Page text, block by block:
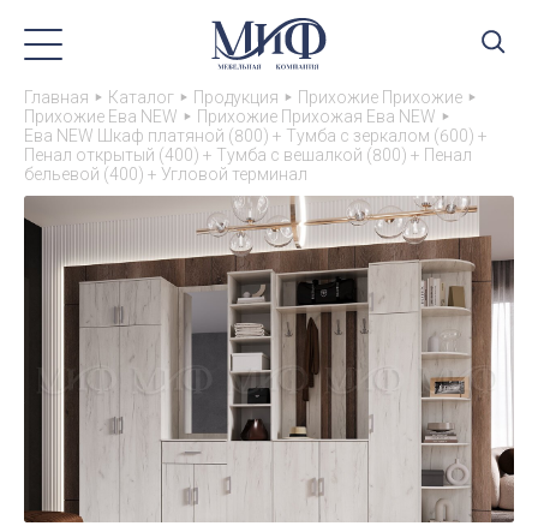
Главная Каталог Продукция
Прихожие Прихожие
Прихожие Ева NEW
Прихожие Прихожая Ева NEW
Ева NEW Шкаф платяной (800) + Тумба с зеркалом (600) +
Пенал открытый (400) + Тумба с вешалкой (800) + Пенал
бельевой (400) + Угловой терминал